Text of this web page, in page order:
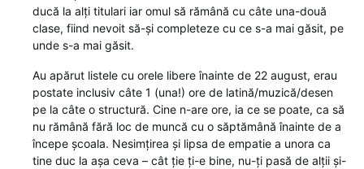
ducă la alți titulari iar omul să rămână cu câte una-două
clase, fiind nevoit să-și completeze cu ce s-a mai găsit, pe
unde s-a mai găsit.
Au apărut listele cu orele libere înainte de 22 august, erau
postate inclusiv câte 1 (una!) ore de latină/muzică/desen
pe la câte o structură. Cine n-are ore, ia ce se poate, ca să
nu rămână fără loc de muncă cu o săptămână înainte de a
începe școala. Nesimțirea și lipsa de empatie a unora ca
tine duc la așa ceva – cât ție ți-e bine, nu-ți pasă de alții și-